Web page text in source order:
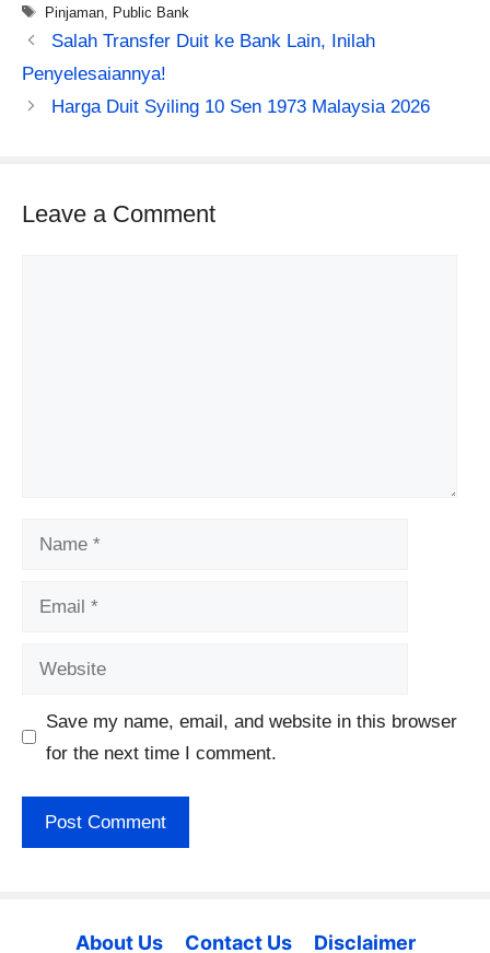
Tags
Pinjaman, Public Bank
Salah Transfer Duit ke Bank Lain, Inilah
Penyelesaiannya!
Harga Duit Syiling 10 Sen 1973 Malaysia 2026
Leave a Comment
Name
Email
Website
Save my name, email, and website in this browser
for the next time I comment.
About Us Contact Us Disclaimer